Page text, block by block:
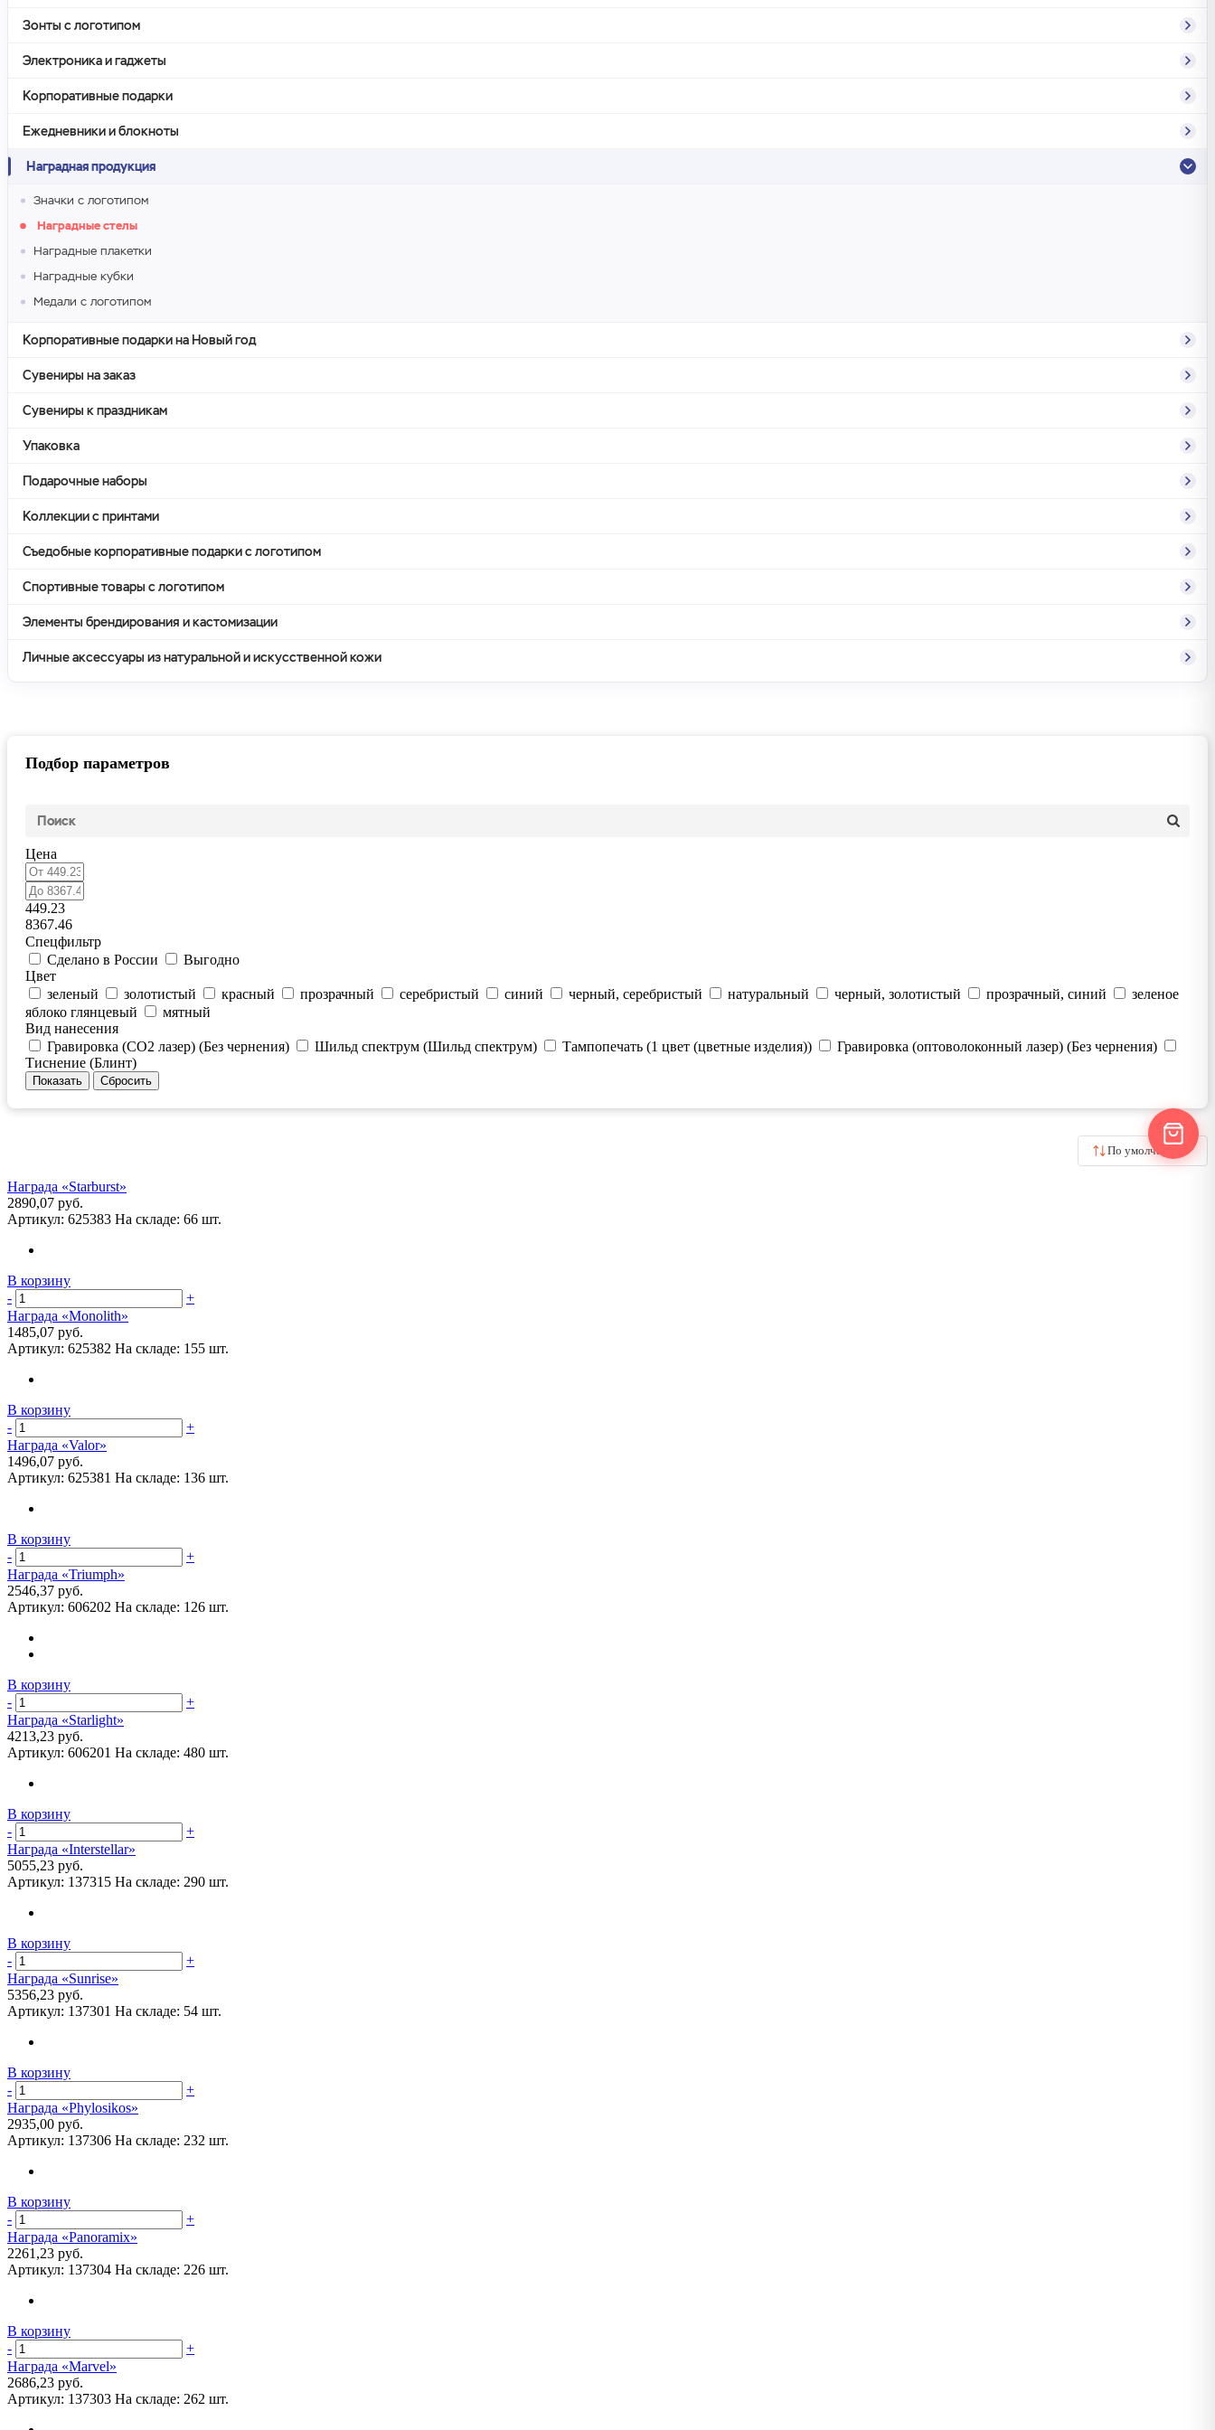
Зонты с логотипом
Электроника и гаджеты
Корпоративные подарки
Ежедневники и блокноты
Наградная продукция
Значки с логотипом
Наградные стелы
Наградные плакетки
Наградные кубки
Медали с логотипом
Корпоративные подарки на Новый год
Сувениры на заказ
Сувениры к праздникам
Упаковка
Подарочные наборы
Коллекции с принтами
Съедобные корпоративные подарки с логотипом
Спортивные товары с логотипом
Элементы брендирования и кастомизации
Личные аксессуары из натуральной и искусственной кожи
Подбор параметров
Цена
449.23
8367.46
Спецфильтр
Сделано в России
Выгодно
Цвет
зеленый
золотистый красный прозрачный серебристый синий черный, серебристый натуральный черный, золотистый прозрачный, синий
зеленое
яблоко глянцевый
мятный
Вид нанесения
Гравировка (CO2 лазер) (Без чернения)
Шильд спектрум (Шильд спектрум) Тампопечать (1 цвет (цветные изделия))
Гравировка (оптоволоконный лазер) (Без чернения)
Тиснение (Блинт)
По умолчанию
Награда «Starburst»
2890,07 руб.
Артикул: 625383 На складе: 66 шт.
В корзину
-
+
Награда «Monolith»
1485,07 руб.
Артикул: 625382 На складе: 155 шт.
В корзину
-
+
Награда «Valor»
1496,07 руб.
Артикул: 625381 На складе: 136 шт.
В корзину
-
+
Награда «Triumph»
2546,37 руб.
Артикул: 606202 На складе: 126 шт.
В корзину
-
+
Награда «Starlight»
4213,23 руб.
Артикул: 606201 На складе: 480 шт.
В корзину
-
+
Награда «Interstellar»
5055,23 руб.
Артикул: 137315 На складе: 290 шт.
В корзину
-
+
Награда «Sunrise»
5356,23 руб.
Артикул: 137301 На складе: 54 шт.
В корзину
-
+
Награда «Phylosikos»
2935,00 руб.
Артикул: 137306 На складе: 232 шт.
В корзину
-
+
Награда «Panoramix»
2261,23 руб.
Артикул: 137304 На складе: 226 шт.
В корзину
-
+
Награда «Marvel»
2686,23 руб.
Артикул: 137303 На складе: 262 шт.